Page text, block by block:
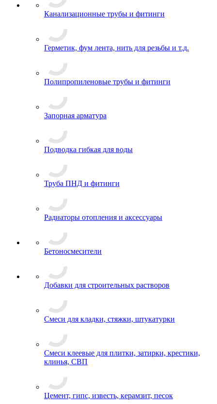
Канализационные трубы и фитинги
Герметик, фум лента, нить для резьбы и т.д.
Полипропиленовые трубы и фитинги
Запорная арматура
Подводка гибкая для воды
Труба ПНД и фитинги
Радиаторы отопления и аксессуары
Бетоносмесители
Добавки для строительных растворов
Смеси для кладки, стяжки, штукатурки
Смеси клеевые для плитки, затирки, крестики,
клинья, СВП
Цемент, гипс, известь, керамзит, песок